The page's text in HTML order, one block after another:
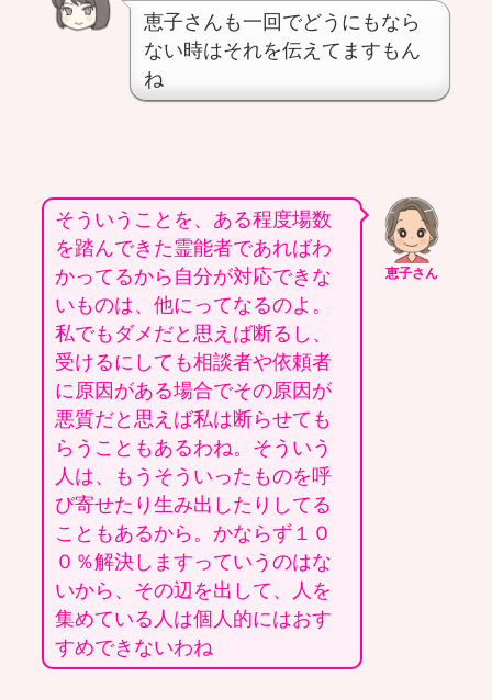
恵子さんも一回でどうにもなら
ない時はそれを伝えてますもん
ね
恵子さん
そういうことを、ある程度場数
を踏んできた霊能者であればわ
かってるから自分が対応できな
いものは、他にってなるのよ。
私でもダメだと思えば断るし、
受けるにしても相談者や依頼者
に原因がある場合でその原因が
悪質だと思えば私は断らせても
らうこともあるわね。そういう
人は、もうそういったものを呼
び寄せたり生み出したりしてる
こともあるから。かならず１０
０％解決しますっていうのはな
いから、その辺を出して、人を
集めている人は個人的にはおす
すめできないわね